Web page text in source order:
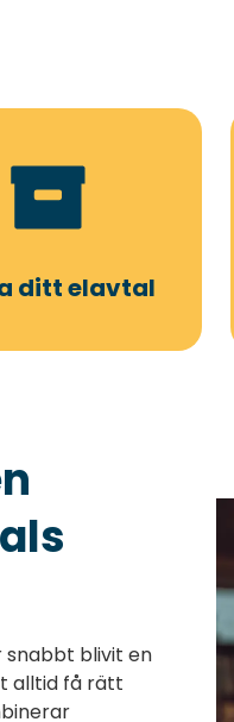
ditt elavtal
snabbt blivit en
alltid få rätt